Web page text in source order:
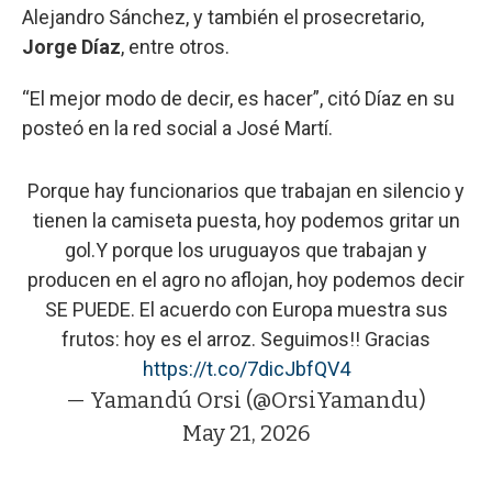
Alejandro Sánchez, y también el prosecretario,
Jorge Díaz, entre otros.
“El mejor modo de decir, es hacer”, citó Díaz en su
posteó en la red social a José Martí.
Porque hay funcionarios que trabajan en silencio y
tienen la camiseta puesta, hoy podemos gritar un
gol.Y porque los uruguayos que trabajan y
producen en el agro no aflojan, hoy podemos decir
SE PUEDE. El acuerdo con Europa muestra sus
frutos: hoy es el arroz. Seguimos!! Gracias
https://t.co/7dicJbfQV4
— Yamandú Orsi (@OrsiYamandu)
May 21, 2026